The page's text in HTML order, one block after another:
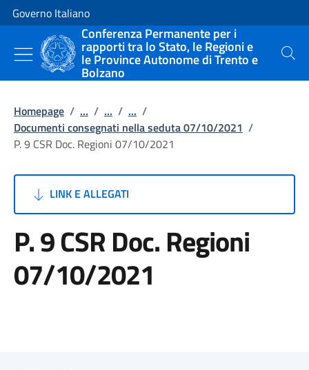
Vai al contenuto
Vai alla navigazione del sito
Governo Italiano
Conferenza Permanente per i
rapporti tra lo Stato, le Regioni e
le Province Autonome di Trento e
Bolzano
Cerca
Homepage / ... / ... / ... /
Documenti consegnati nella seduta 07/10/2021 /
P. 9 CSR Doc. Regioni 07/10/2021
LINK E ALLEGATI
P. 9 CSR Doc. Regioni
07/10/2021